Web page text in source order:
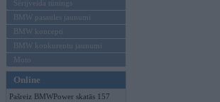
Sērijveida tūnings
BMW pasaules jaunumi
BMW koncepti
BMW konkurentu jaunumi
Moto
Online
Pašreiz BMWPower skatās 157